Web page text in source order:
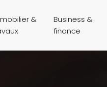
&
Business &
finance